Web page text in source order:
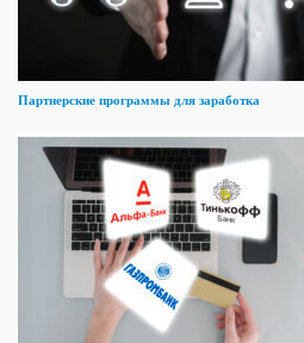
Партнерские программы для заработка